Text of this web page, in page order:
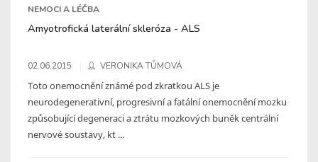
NEMOCI A LÉČBA
Amyotrofická laterální skleróza - ALS
02.06.2015 VERONIKA TŮMOVÁ
Toto onemocnění známé pod zkratkou ALS je
neurodegenerativní, progresivní a fatální onemocnění mozku
způsobující degeneraci a ztrátu mozkových buněk centrální
nervové soustavy, kt ...